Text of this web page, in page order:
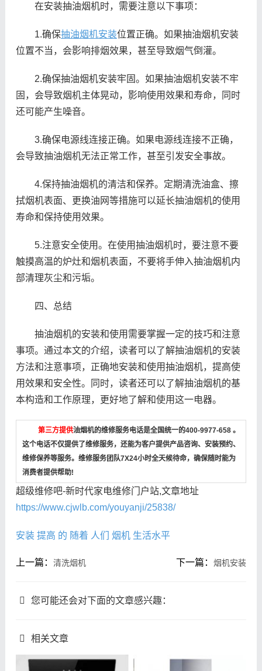
在安装抽油烟机时，需要注意以下事项：
1.确保抽油烟机安装位置正确。如果抽油烟机安装
位置不当，会影响排烟效果，甚至导致烟气倒灌。
2.确保抽油烟机安装牢固。如果抽油烟机安装不牢
固，会导致烟机主体晃动，影响使用效果和寿命，同时
还可能产生噪音。
3.确保电源线连接正确。如果电源线连接不正确，
会导致抽油烟机无法正常工作，甚至引发安全事故。
4.保持抽油烟机的清洁和保养。定期清洗油盒、擦
拭烟机表面、更换油网等措施可以延长抽油烟机的使用
寿命和保持使用效果。
5.注意安全使用。在使用抽油烟机时，要注意不要
触摸高温的炉灶和烟机表面，不要将手伸入抽油烟机内
部清理灰尘和污垢。
四、总结
抽油烟机的安装和使用需要掌握一定的技巧和注意
事项。通过本文的介绍，读者可以了解抽油烟机的安装
方法和注意事项，正确地安装和使用抽油烟机，提高使
用效果和安全性。同时，读者还可以了解抽油烟机的基
本构造和工作原理，更好地了解和使用这一电器。
第三方提供油烟机的维修服务电话是全国统一的400-9977-658 。
这个电话不仅提供了维修服务，还能为客户提供产品咨询、安装预约、
维修保养等服务。维修服务团队7X24小时全天候待命，确保随时能为
消费者提供帮助!
超级维修吧-新时代家电维修门户站,文章地址
https://www.cjwlb.com/youyanji/25838/
安装 提高 的 随着 人们 烟机 生活水平
上一篇： 清洗烟机 下一篇：烟机安装
您可能还会对下面的文章感兴趣：
相关文章